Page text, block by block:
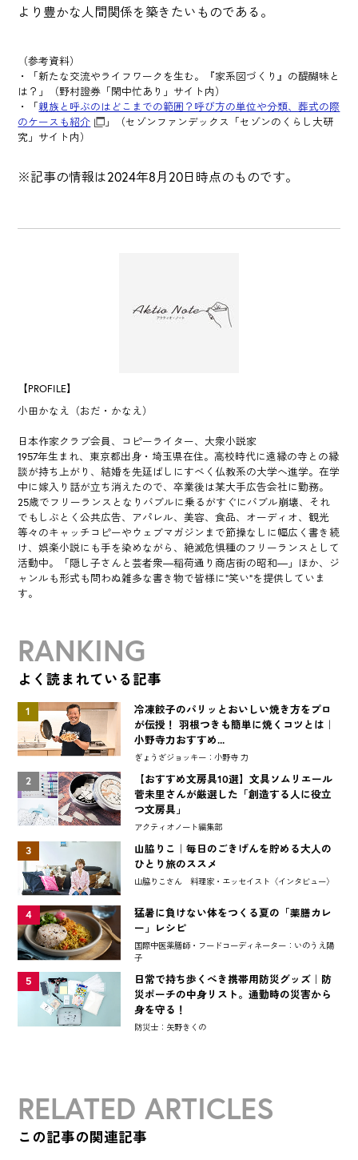
より豊かな人間関係を築きたいものである。
（参考資料）
・「新たな交流やライフワークを生む。『家系図づくり』の醍醐味と
は？」（野村證券「閑中忙あり」サイト内）
・「親族と呼ぶのはどこまでの範囲？呼び方の単位や分類、葬式の際
のケースも紹介
」（セゾンファンデックス「セゾンのくらし大研
究」サイト内）
※記事の情報は2024年8月20日時点のものです。
【PROFILE】
小田かなえ（おだ・かなえ）
日本作家クラブ会員、コピーライター、大衆小説家
1957年生まれ、東京都出身・埼玉県在住。高校時代に遠縁の寺との縁
談が持ち上がり、結婚を先延ばしにすべく仏教系の大学へ進学。在学
中に嫁入り話が立ち消えたので、卒業後は某大手広告会社に勤務。
25歳でフリーランスとなりバブルに乗るがすぐにバブル崩壊、それ
でもしぶとく公共広告、アパレル、美容、食品、オーディオ、観光
等々のキャッチコピーやウェブマガジンまで節操なしに幅広く書き続
け、娯楽小説にも手を染めながら、絶滅危惧種のフリーランスとして
活動中。「隠し子さんと芸者衆―稲荷通り商店街の昭和―」ほか、ジ
ャンルも形式も問わぬ雑多な書き物で皆様に“笑い”を提供していま
す。
RANKING
よく読まれている記事
1
冷凍餃子のパリッとおいしい焼き方をプロ
が伝授！ 羽根つきも簡単に焼くコツとは｜
小野寺力おすすめ...
ぎょうざジョッキー：小野寺 力
2
【おすすめ文房具10選】文具ソムリエール
菅未里さんが厳選した「創造する人に役立
つ文房具」
アクティオノート編集部
3
山脇りこ｜毎日のごきげんを貯める大人の
ひとり旅のススメ
山脇りこさん 料理家・エッセイスト〈インタビュー〉
4
猛暑に負けない体をつくる夏の「薬膳カレ
ー」レシピ
国際中医薬膳師・フードコーディネーター：いのうえ陽
子
5
日常で持ち歩くべき携帯用防災グッズ｜防
災ポーチの中身リスト。通勤時の災害から
身を守る！
防災士：矢野きくの
RELATED ARTICLES
この記事の関連記事